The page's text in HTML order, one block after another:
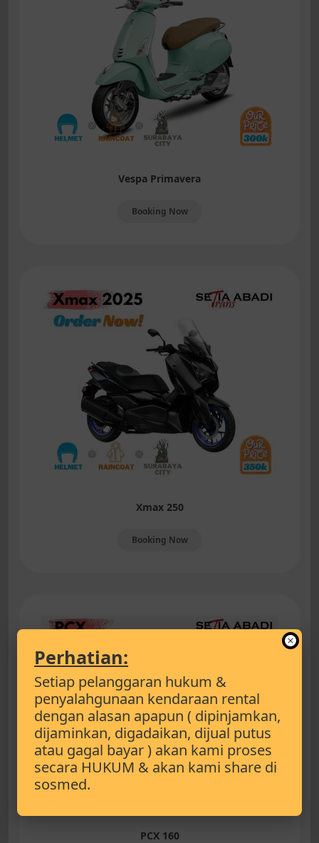
Vespa Primavera
Booking Now
Xmax 250
Booking Now
PCX 160
Perhatian:
Setiap pelanggaran hukum &
penyalahgunaan kendaraan rental
dengan alasan apapun ( dipinjamkan,
dijaminkan, digadaikan, dijual putus
atau gagal bayar ) akan kami proses
secara HUKUM & akan kami share di
sosmed.